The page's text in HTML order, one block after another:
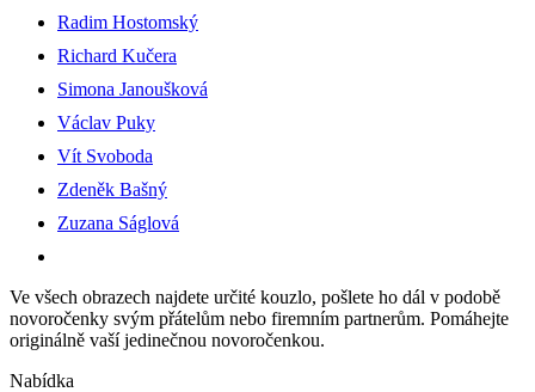
Radim Hostomský
Richard Kučera
Simona Janoušková
Václav Puky
Vít Svoboda
Zdeněk Bašný
Zuzana Ságlová
Ve všech obrazech najdete určité kouzlo, pošlete ho dál v podobě
novoročenky svým přátelům nebo firemním partnerům. Pomáhejte
originálně vaší jedinečnou novoročenkou.
Nabídka